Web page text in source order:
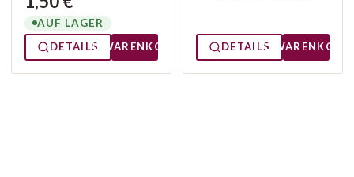
AUF LAGER
DETAILS
WARENKORB DETAILS WARENKORB